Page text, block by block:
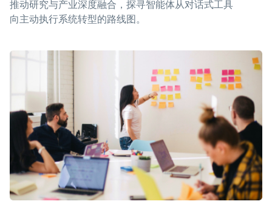
推动研究与产业深度融合，探寻智能体从对话式工具
向主动执行系统转型的路线图。